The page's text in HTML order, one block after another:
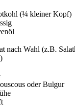
(¼ kleiner Kopf)
nach Wahl (z.B.
oder Bulgur